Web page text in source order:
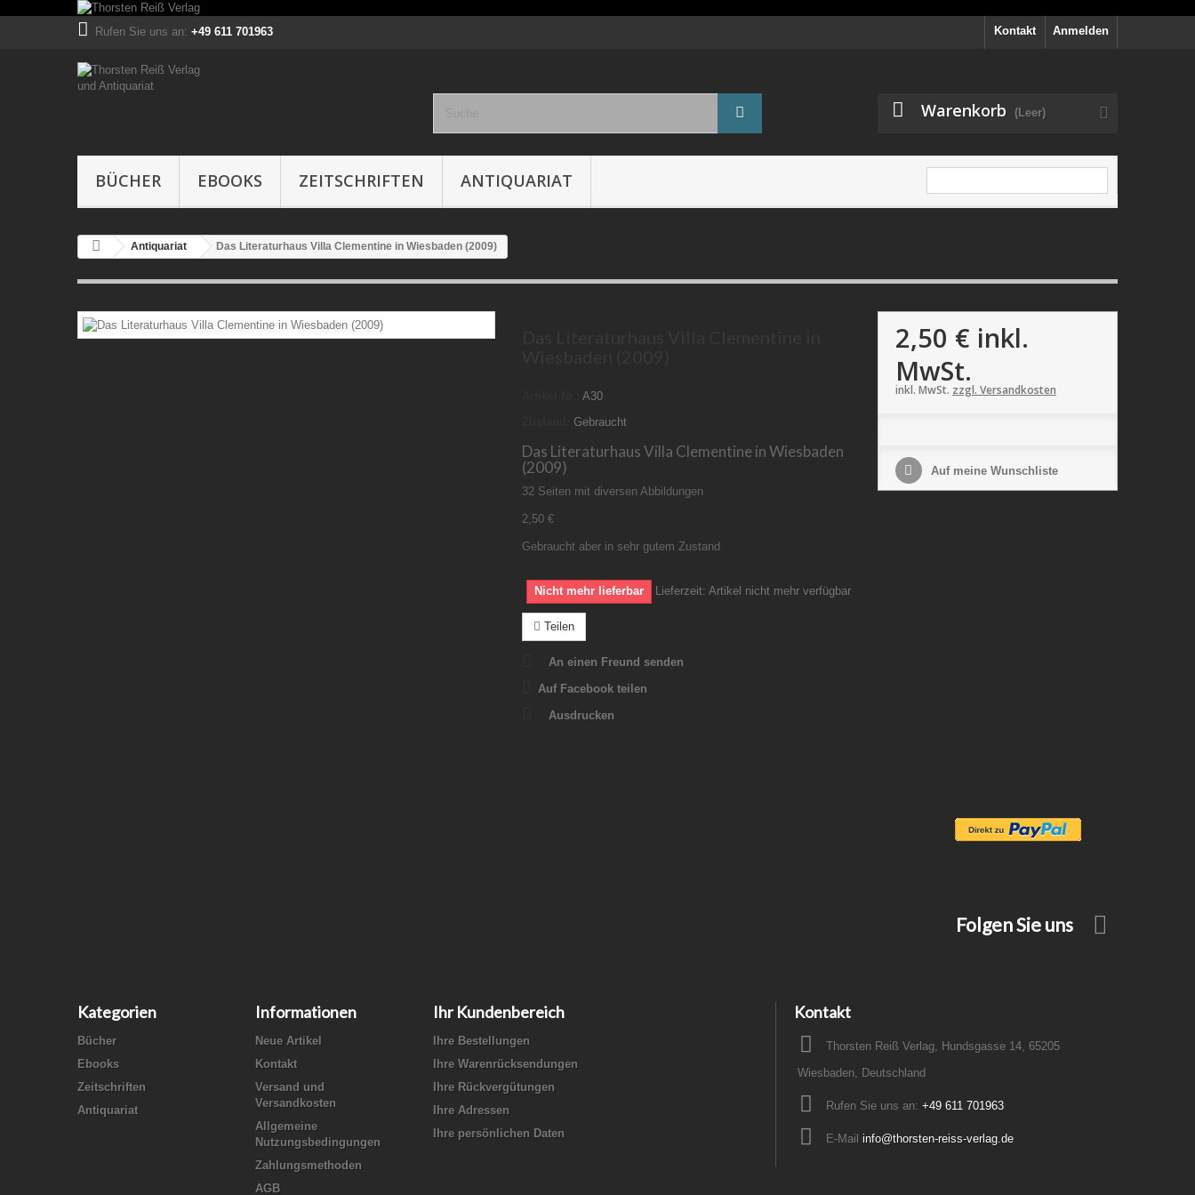
Anmelden
Kontakt
Rufen Sie uns an: +49 611 701963
Warenkorb (Leer)
BÜCHER EBOOKS ZEITSCHRIFTEN ANTIQUARIAT
Antiquariat Das Literaturhaus Villa Clementine in Wiesbaden (2009)
A30
Gebraucht
Das Literaturhaus Villa Clementine in Wiesbaden
(2009)
32 Seiten mit diversen Abbildungen
2,50 €
Gebraucht aber in sehr gutem Zustand
Nicht mehr lieferbar Lieferzeit: Artikel nicht mehr verfügbar
Teilen
An einen Freund senden
Auf Facebook teilen
Ausdrucken
2,50 € inkl.
MwSt.
inkl. MwSt. zzgl. Versandkosten
Auf meine Wunschliste
Folgen Sie uns
Kategorien
Bücher
Ebooks
Zeitschriften
Antiquariat
Informationen
Neue Artikel
Kontakt
Versand und
Versandkosten
Allgemeine
Nutzungsbedingungen
Zahlungsmethoden
AGB
Ihr Kundenbereich
Ihre Bestellungen
Ihre Warenrücksendungen
Ihre Rückvergütungen
Ihre Adressen
Ihre persönlichen Daten
Kontakt
Thorsten Reiß Verlag, Hundsgasse 14, 65205
Wiesbaden, Deutschland
Rufen Sie uns an: +49 611 701963
E-Mail info@thorsten-reiss-verlag.de